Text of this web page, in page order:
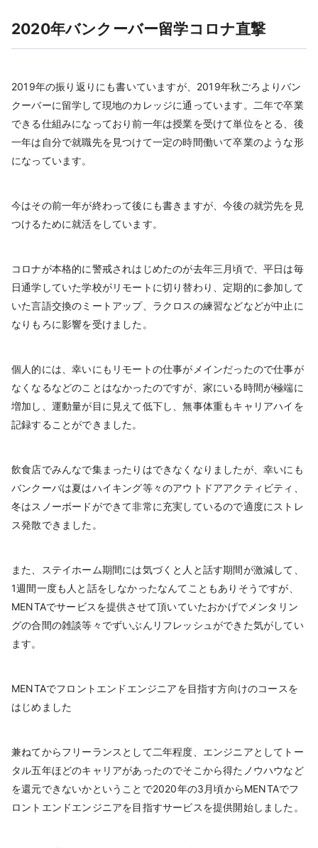
2020年バンクーバー留学コロナ直撃
2019年の振り返りにも書いていますが、2019年秋ごろよりバン
クーバーに留学して現地のカレッジに通っています。二年で卒業
できる仕組みになっており前一年は授業を受けて単位をとる、後
一年は自分で就職先を見つけて一定の時間働いて卒業のような形
になっています。
今はその前一年が終わって後にも書きますが、今後の就労先を見
つけるために就活をしています。
コロナが本格的に警戒されはじめたのが去年三月頃で、平日は毎
日通学していた学校がリモートに切り替わり、定期的に参加して
いた言語交換のミートアップ、ラクロスの練習などなどが中止に
なりもろに影響を受けました。
個人的には、幸いにもリモートの仕事がメインだったので仕事が
なくなるなどのことはなかったのですが、家にいる時間が極端に
増加し、運動量が目に見えて低下し、無事体重もキャリアハイを
記録することができました。
飲食店でみんなで集まったりはできなくなりましたが、幸いにも
バンクーバは夏はハイキング等々のアウトドアアクティビティ、
冬はスノーボードができて非常に充実しているので適度にストレ
ス発散できました。
また、ステイホーム期間には気づくと人と話す期間が激減して、
1週間一度も人と話をしなかったなんてこともありそうですが、
MENTAでサービスを提供させて頂いていたおかげでメンタリン
グの合間の雑談等々でずいぶんリフレッシュができた気がしてい
ます。
MENTAでフロントエンドエンジニアを目指す方向けのコースを
はじめました
兼ねてからフリーランスとして二年程度、エンジニアとしてトー
タル五年ほどのキャリアがあったのでそこから得たノウハウなど
を還元できないかということで2020年の3月頃からMENTAでフ
ロントエンドエンジニアを目指すサービスを提供開始しました。